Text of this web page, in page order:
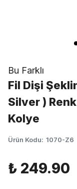
Bu Farklı
Fil Dişi
Silver )
Kolye
Ürün Kodu: 1070-Z6
₺ 249.90